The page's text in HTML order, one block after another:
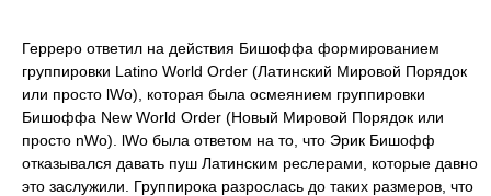
Герреро ответил на действия Бишоффа формированием
группировки Latino World Order (Латинский Мировой Порядок
или просто lWo), которая была осмеянием группировки
Бишоффа New World Order (Новый Мировой Порядок или
просто nWo). lWo была ответом на то, что Эрик Бишофф
отказывался давать пуш Латинским реслерами, которые давно
это заслужили. Группирока разрослась до таких размеров, что